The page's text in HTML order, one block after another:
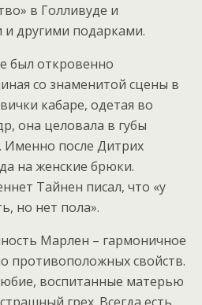
в Голливуде и
и другими подарками.
был откровенно
со знаменитой сцены в
кабаре, одетая во
она целовала в губы
Именно после Дитрих
на женские брюки.
Тайнен писал, что «у
но нет пола».
Марлен – гармоничное
противоположных свойств.
воспитанные матерью